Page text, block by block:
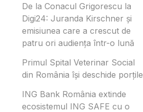
De la Conacul Grigorescu la
Digi24: Juranda Kirschner și
emisiunea care a crescut de
patru ori audiența într-o lună
Primul Spital Veterinar Social
din România își deschide porțile
ING Bank România extinde
ecosistemul ING SAFE cu o